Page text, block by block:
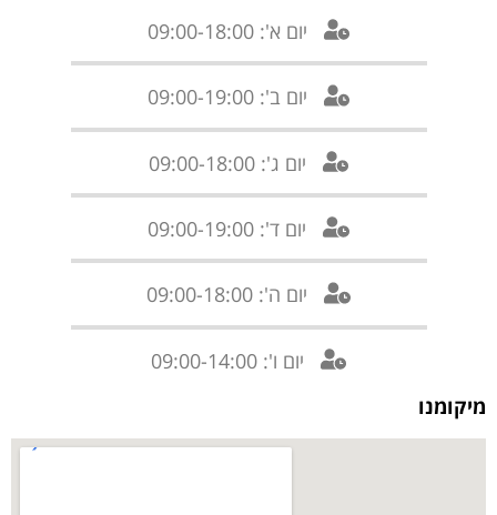
יום א': 09:00-18:00
יום ב': 09:00-19:00
יום ג': 09:00-18:00
יום ד': 09:00-19:00
יום ה': 09:00-18:00
יום ו': 09:00-14:00
מיקומנו